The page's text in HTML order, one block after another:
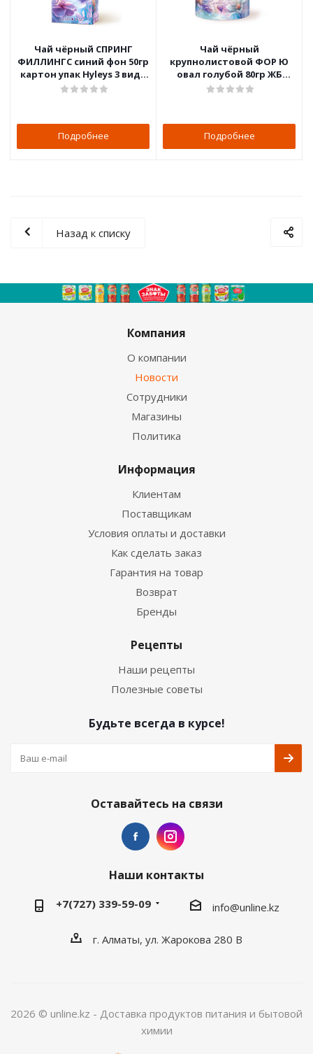
Чай чёрный СПРИНГ
ФИЛЛИНГС синий фон 50гр
картон упак Hyleys 3 вида
Дизайна
Подробнее
Чай чёрный
крупнолистовой ФОР Ю
овал голубой 80гр ЖБ
Hyleys
Подробнее
Назад к списку
Компания
О компании
Новости
Сотрудники
Магазины
Политика
Информация
Клиентам
Поставщикам
Условия оплаты и доставки
Как сделать заказ
Гарантия на товар
Возврат
Бренды
Рецепты
Наши рецепты
Полезные советы
Будьте всегда в курсе!
Оставайтесь на связи
Наши контакты
+7(727) 339-59-09 info@unline.kz
г. Алматы, ул. Жарокова 280 В
2026 © unline.kz - Доставка продуктов питания и бытовой
химии